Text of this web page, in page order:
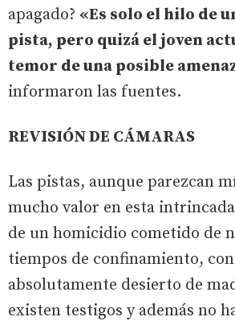
apagado? «Es solo el hilo de
pista, pero quizá el joven
temor de una posible
informaron las fuentes.
REVISIÓN DE CÁMARAS
Las pistas, aunque parezcan
mucho valor en esta
de un homicidio cometido de
tiempos de confinamiento,
absolutamente desierto de
existen testigos y además no